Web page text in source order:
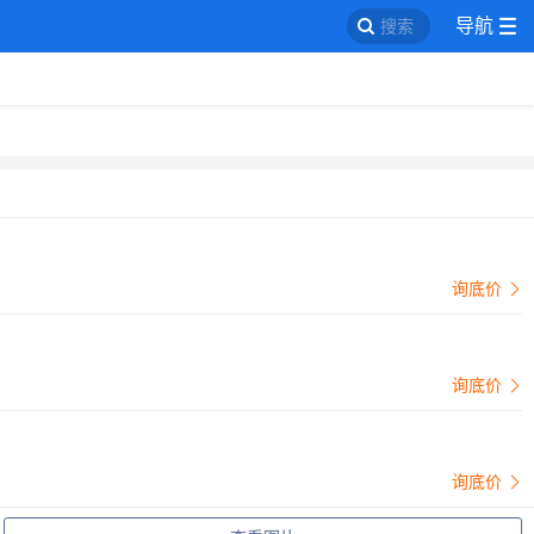
搜索 导航
询底价
询底价
询底价